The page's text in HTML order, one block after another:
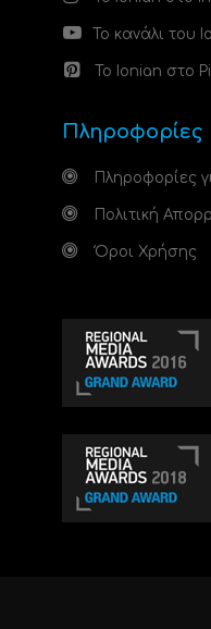
Το κανάλι του
Το Ionian στο
Πληροφορίες
Πληροφορίες
Πολιτική
Όροι Χρήσης